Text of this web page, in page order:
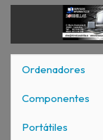
Ordenadores
Componentes
Portátiles